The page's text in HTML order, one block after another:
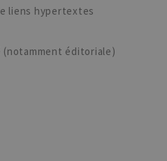
liens hypertextes
éditoriale)